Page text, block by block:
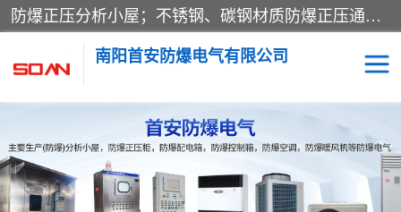
防爆正压分析小屋；不锈钢、碳钢材质防爆正压通风柜，分上下、左右、外挂三种款式；立式、挂式防爆配电柜体；不锈钢、碳钢防爆变频、磁力、星三角启动器；不锈钢、碳钢、铸铝防爆控制箱柜；可操作按键、多块式防爆仪表箱；多材质防爆接线箱；台式防爆电脑、防爆监视器。产品适配石油、化工、煤炭、电力、纺织、酿酒、航天、铁路、冶金、船舶、消防、市政等多行业工况使用。
南阳首安防爆电气有限公司
防爆小屋 防爆正压柜
防爆空调 防爆配电箱